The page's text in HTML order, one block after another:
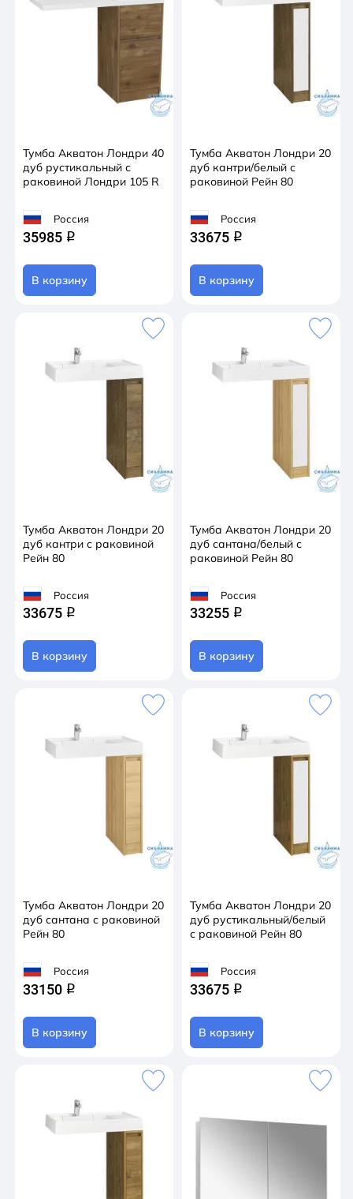
Тумба Акватон Лондри 40
дуб рустикальный с
раковиной Лондри 105 R
Россия
35985 q
В корзину
Тумба Акватон Лондри 20
дуб кантри/белый с
раковиной Рейн 80
Россия
33675 q
В корзину
Тумба Акватон Лондри 20
дуб кантри с раковиной
Рейн 80
Россия
33675 q
В корзину
Тумба Акватон Лондри 20
дуб сантана/белый с
раковиной Рейн 80
Россия
33255 q
В корзину
Тумба Акватон Лондри 20
дуб сантана с раковиной
Рейн 80
Россия
33150 q
В корзину
Тумба Акватон Лондри 20
дуб рустикальный/белый
с раковиной Рейн 80
Россия
33675 q
В корзину